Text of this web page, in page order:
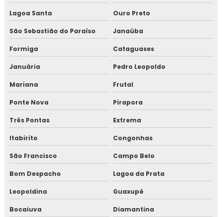
Curso auditor interno iso 14001
Curso de auditor interno iso 9001
Curso de auditor iso 9001
Curso de bpf
Curso de bpf para indústria de alimentos
Curso fssc
Curso gerenciamento de resíduos
Lagoa Santa Ouro Preto
São Sebastião do Paraíso Janaúba
Formiga Cataguases
Januária Pedro Leopoldo
Mariana Frutal
Ponte Nova Pirapora
Três Pontas Extrema
Itabirito Congonhas
São Francisco Campo Belo
Bom Despacho Lagoa da Prata
Leopoldina Guaxupé
Bocaiuva Diamantina